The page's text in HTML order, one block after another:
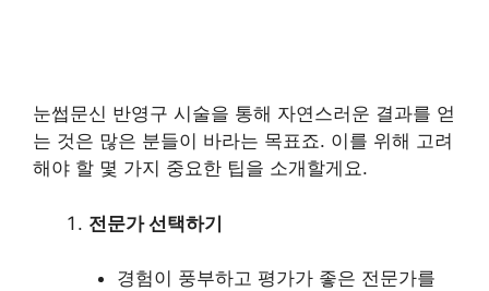
눈썹문신 반영구 시술을 통해 자연스러운 결과를 얻
는 것은 많은 분들이 바라는 목표죠. 이를 위해 고려
해야 할 몇 가지 중요한 팁을 소개할게요.
전문가 선택하기
경험이 풍부하고 평가가 좋은 전문가를